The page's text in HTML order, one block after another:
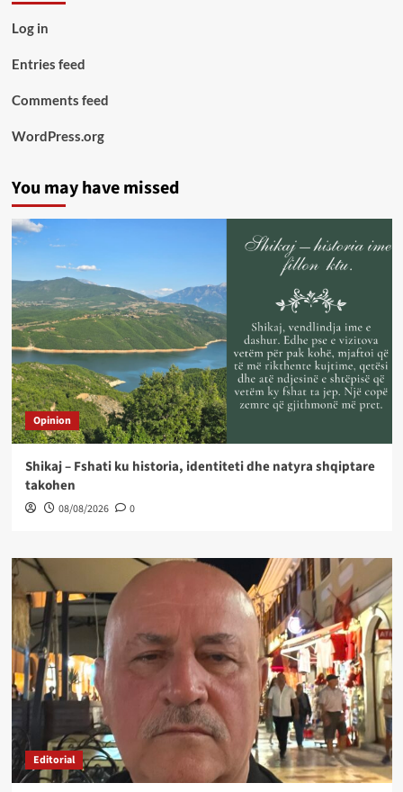
Log in
Entries feed
Comments feed
WordPress.org
You may have missed
Opinion
Shikaj – Fshati ku historia, identiteti dhe natyra shqiptare
takohen
08/08/2026 0
Editorial